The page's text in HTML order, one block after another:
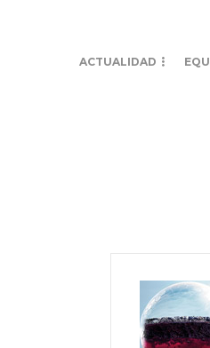
ACTUALIDAD